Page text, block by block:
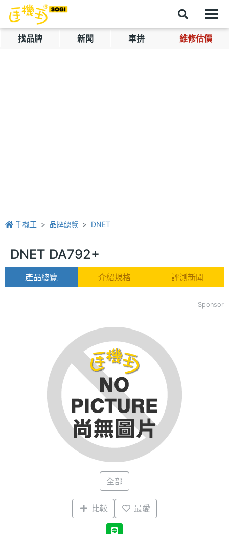
找品牌 新聞 車拚 維修估價
手機王 品牌總覽 DNET
DNET DA792+
產品總覽 介紹規格 評測新聞
Sponsor
全部
比較 最愛